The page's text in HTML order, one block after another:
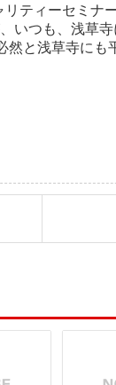
リティーセミ
いつも、浅草
と浅草寺にも
所は